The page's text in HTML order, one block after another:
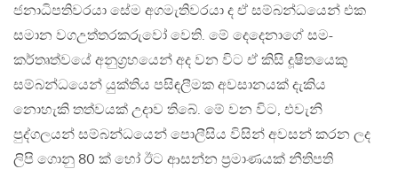
ජනාධිපතිවරයා සේම අගමැතිවරයා ද ඒ සම්බන්ධයෙන් එක
සමාන වගඋත්තරකරුවෝ වෙති. මේ දෙදෙනාගේ සම-
කර්තෘත්වයේ අනුග‍්‍රහයෙන් අද වන විට ඒ කිසි දූෂිතයෙකු
සම්බන්ධයෙන් යුක්තිය පසිඳලීමක අවසානයක් දැකිය
නොහැකි තත්වයක් උදාව තිබේ. මේ වන විට, එවැනි
පුද්ගලයන් සම්බන්ධයෙන් පොලීසිය විසින් අවසන් කරන ලද
ලිපි ගොනු 80 ක් හෝ ඊට ආසන්න ප‍්‍රමාණයක් නීතිපති